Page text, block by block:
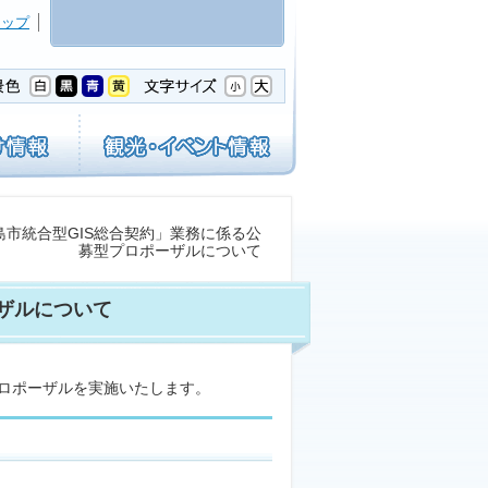
プ
統合型GIS総合契約」業務に係る公
募型プロポーザルについて
ルについて
ーザルを実施いたします。